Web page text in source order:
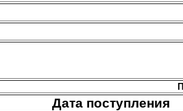
Дата поступления